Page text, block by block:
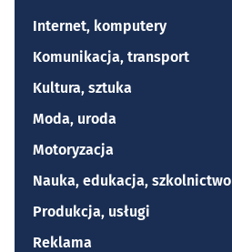
Internet, komputery
Komunikacja, transport
Kultura, sztuka
Moda, uroda
Motoryzacja
Nauka, edukacja, szkolnictwo
Produkcja, usługi
Reklama